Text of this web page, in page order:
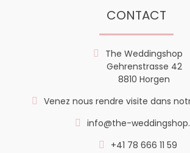
CONTACT
The Weddingshop
Gehrenstrasse 42
8810 Horgen
Venez nous rendre visite dans
info@the-
+41 78 666 11 59